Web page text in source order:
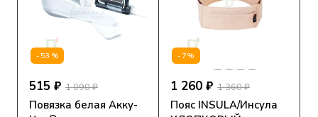
-53%
515 ₽ 1 090 ₽
Повязка белая Акку-
-7%
1 260 ₽ 1 360 ₽
Пояс INSULA/Инсула